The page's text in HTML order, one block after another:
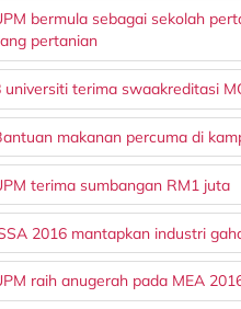
bermula sebagai sekolah
pertanian
terima swaakreditasi
makanan percuma di
terima sumbangan RM1 juta
2016 mantapkan industri
raih anugerah pada MEA